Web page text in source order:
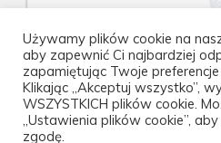
Używamy plików cookie na
aby zapewnić Ci najbardziej
zapamiętując Twoje
Klikając „Akceptuj wszystko”,
WSZYSTKICH plików cookie.
„Ustawienia plików cookie”,
zgodę.